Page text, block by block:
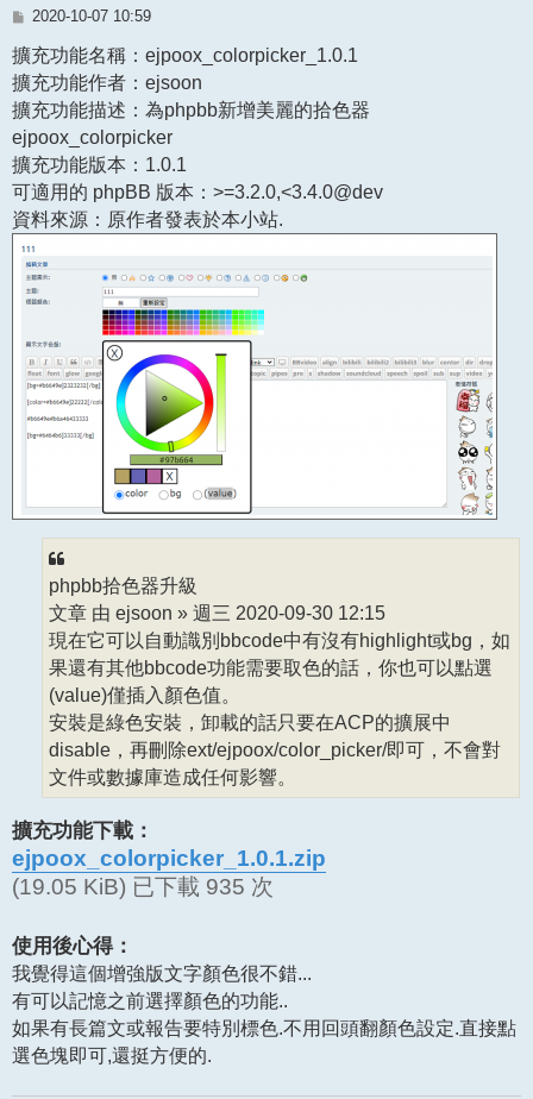
文
2020-10-07 10:59
擴充功能名稱：ejpoox_colorpicker_1.0.1
擴充功能作者：ejsoon
擴充功能描述：為phpbb新增美麗的拾色器
ejpoox_colorpicker
擴充功能版本：1.0.1
可適用的 phpBB 版本：>=3.2.0,<3.4.0@dev
資料來源：原作者發表於本小站.
phpbb拾色器升級
文章 由 ejsoon » 週三 2020-09-30 12:15
現在它可以自動識別bbcode中有沒有highlight或bg，如
果還有其他bbcode功能需要取色的話，你也可以點選
(value)僅插入顏色值。
安裝是綠色安裝，卸載的話只要在ACP的擴展中
disable，再刪除ext/ejpoox/color_picker/即可，不會對
文件或數據庫造成任何影響。
擴充功能下載：
ejpoox_colorpicker_1.0.1.zip
(19.05 KiB) 已下載 935 次
使用後心得：
我覺得這個增強版文字顏色很不錯...
有可以記憶之前選擇顏色的功能..
如果有長篇文或報告要特別標色.不用回頭翻顏色設定.直接點
選色塊即可,還挺方便的.